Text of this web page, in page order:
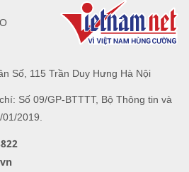
Số, 115 Trần Duy Hưng Hà Nội
Số 09/GP-BTTTT, Bộ Thông tin và
2019.